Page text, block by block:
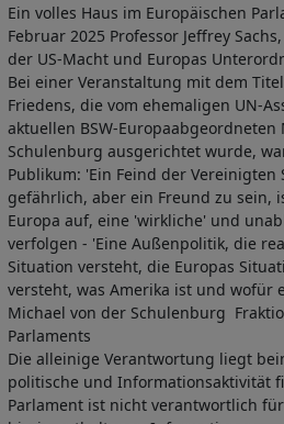
Ein volles Haus im Europäischen
Februar 2025 Professor Jeffrey
der US-Macht und Europas
Bei einer Veranstaltung mit dem
Friedens, die vom ehemaligen UN-
aktuellen BSW-Europaabgeordneten
Schulenburg ausgerichtet wurde,
Publikum: 'Ein Feind der Vereinigten
gefährlich, aber ein Freund zu sein,
Europa auf, eine 'wirkliche' und
verfolgen - 'Eine Außenpolitik, die
Situation versteht, die Europas
versteht, was Amerika ist und wofür
Michael von der Schulenburg
Parlaments
Die alleinige Verantwortung liegt
politische und Informationsaktivität
Parlament ist nicht verantwortlich